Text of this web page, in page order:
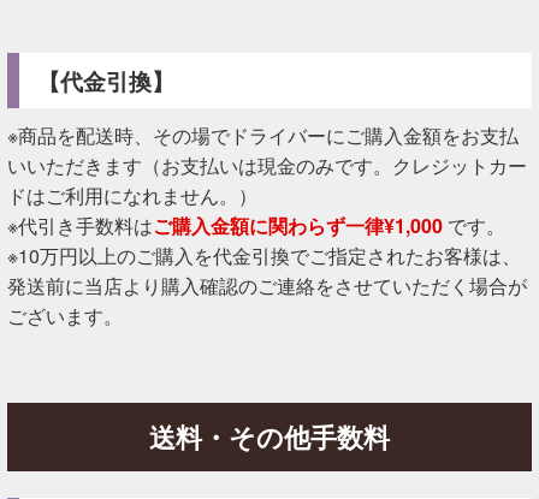
【代金引換】
※商品を配送時、その場でドライバーにご購入金額をお支払
いいただきます（お支払いは現金のみです。クレジットカー
ドはご利用になれません。）
※代引き手数料はご購入金額に関わらず一律¥1,000です。
※10万円以上のご購入を代金引換でご指定されたお客様は、
発送前に当店より購入確認のご連絡をさせていただく場合が
ございます。
送料・その他手数料